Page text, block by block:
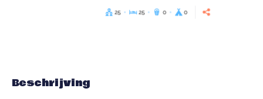
25 25 0 0
Beschrijving